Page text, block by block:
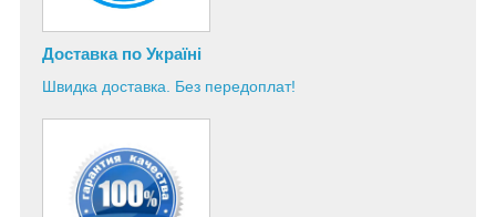
Доставка по Україні
Швидка доставка. Без передоплат!